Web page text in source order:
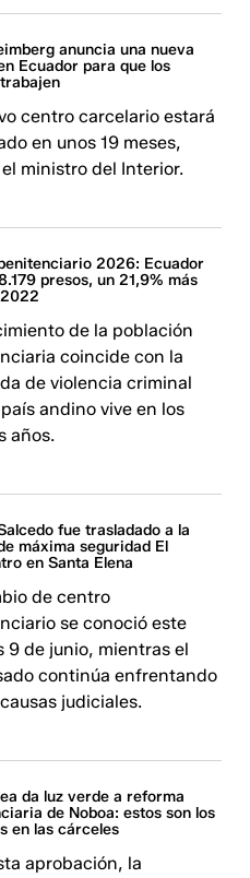
anuncia una nueva
Ecuador para que los
centro carcelario estará
en unos 19 meses,
ministro del Interior.
2026: Ecuador
presos, un 21,9% más
de la población
coincide con la
de violencia criminal
andino vive en los
años.
fue trasladado a la
máxima seguridad El
en Santa Elena
de centro
se conoció este
9 de junio, mientras el
continúa enfrentando
judiciales.
da luz verde a reforma
de Noboa: estos son los
en las cárceles
aprobación, la